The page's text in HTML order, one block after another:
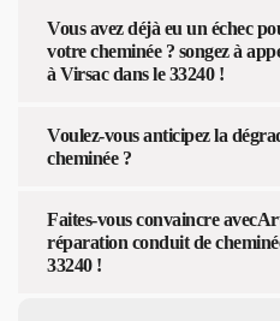
Vous avez déjà eu un échec
votre cheminée ? songez à
à Virsac dans le 33240 !
Voulez-vous anticipez la
cheminée ?
Faites-vous convaincre
réparation conduit de
33240 !